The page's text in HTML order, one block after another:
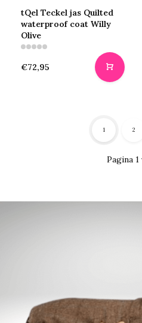
tQel Teckel jas Quilted
waterproof coat Willy
Olive
€72,95
Pagina 1
1 2